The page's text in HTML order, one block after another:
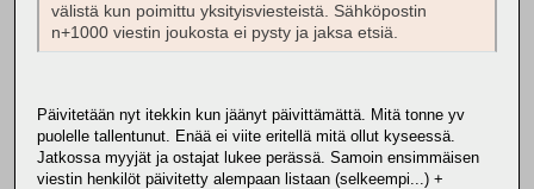
välistä kun poimittu yksityisviesteistä. Sähköpostin
n+1000 viestin joukosta ei pysty ja jaksa etsiä.
Päivitetään nyt itekkin kun jäänyt päivittämättä. Mitä tonne yv
puolelle tallentunut. Enää ei viite eritellä mitä ollut kyseessä.
Jatkossa myyjät ja ostajat lukee perässä. Samoin ensimmäisen
viestin henkilöt päivitetty alempaan listaan (selkeempi...) +